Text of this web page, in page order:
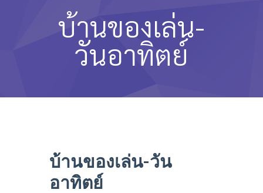
เกี่ยวกับเรา
หลักสูตรและการสอน
ความประทับใจ
บ้านของเล่น-
วันอาทิตย์
บ้านของเล่น-วัน
อาทิตย์